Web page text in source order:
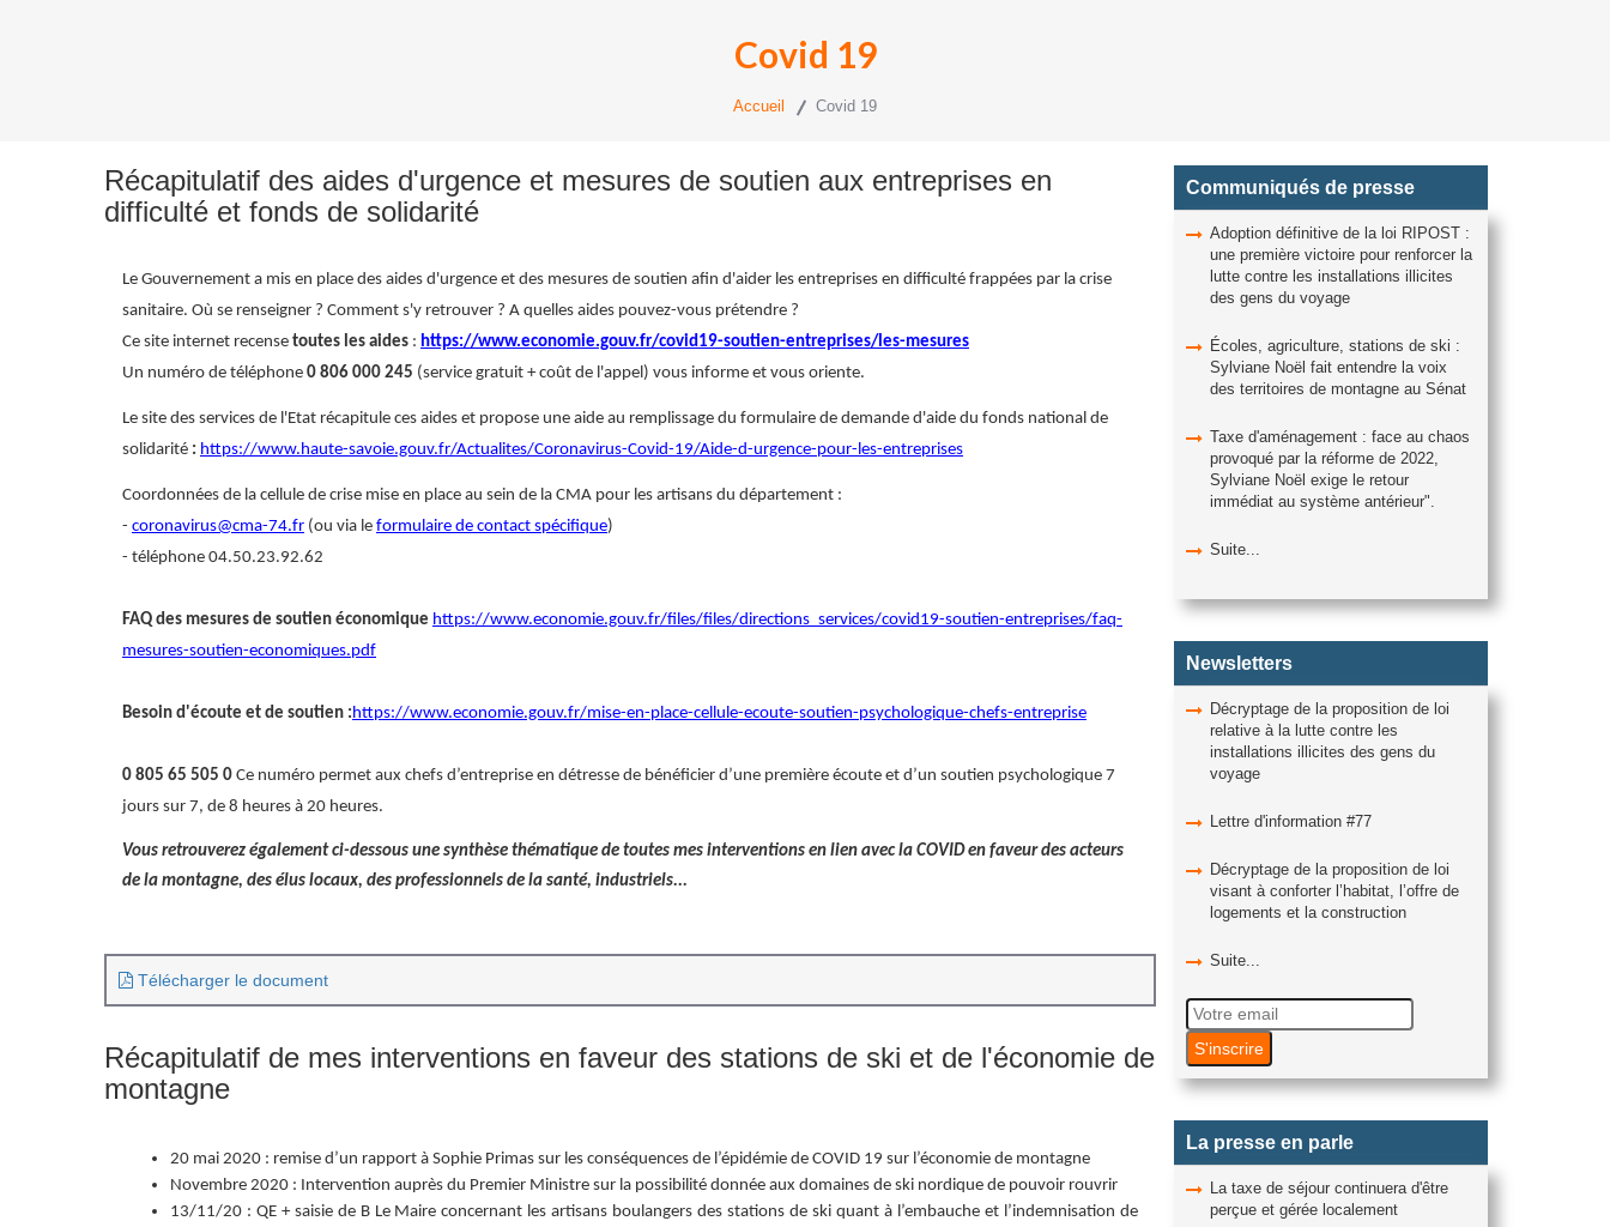
Covid 19
Accueil Covid 19
Récapitulatif des aides d'urgence et mesures de soutien aux entreprises en
difficulté et fonds de solidarité
Le Gouvernement a mis en place des aides d'urgence et des mesures de soutien afin d'aider les entreprises en difficulté frappées par la crise
sanitaire. Où se renseigner ? Comment s'y retrouver ? A quelles aides pouvez-vous prétendre ?
Ce site internet recense toutes les aides : https://www.economie.gouv.fr/covid19-soutien-entreprises/les-mesures
Un numéro de téléphone 0 806 000 245 (service gratuit + coût de l'appel) vous informe et vous oriente.
Le site des services de l'Etat récapitule ces aides et propose une aide au remplissage du formulaire de demande d'aide du fonds national de
solidarité : https://www.haute-savoie.gouv.fr/Actualites/Coronavirus-Covid-19/Aide-d-urgence-pour-les-entreprises
Coordonnées de la cellule de crise mise en place au sein de la CMA pour les artisans du département :
- coronavirus@cma-74.fr (ou via le formulaire de contact spécifique)
- téléphone 04.50.23.92.62
FAQ des mesures de soutien économique https://www.economie.gouv.fr/files/files/directions_services/covid19-soutien-entreprises/faq-
mesures-soutien-economiques.pdf
Besoin d'écoute et de soutien : https://www.economie.gouv.fr/mise-en-place-cellule-ecoute-soutien-psychologique-chefs-entreprise
0 805 65 505 0 Ce numéro permet aux chefs d’entreprise en détresse de bénéficier d’une première écoute et d’un soutien psychologique 7
jours sur 7, de 8 heures à 20 heures.
Vous retrouverez également ci-dessous une synthèse thématique de toutes mes interventions en lien avec la COVID en faveur des acteurs
de la montagne, des élus locaux, des professionnels de la santé, industriels...
Télécharger le document
Récapitulatif de mes interventions en faveur des stations de ski et de l'économie de
montagne
20 mai 2020 : remise d’un rapport à Sophie Primas sur les conséquences de l’épidémie de COVID 19 sur l’économie de montagne
Novembre 2020 : Intervention auprès du Premier Ministre sur la possibilité donnée aux domaines de ski nordique de pouvoir rouvrir
13/11/20 : QE + saisie de B Le Maire concernant les artisans boulangers des stations de ski quant à l’embauche et l’indemnisation de
Communiqués de presse
Adoption définitive de la loi RIPOST :
une première victoire pour renforcer la
lutte contre les installations illicites
des gens du voyage
Écoles, agriculture, stations de ski :
Sylviane Noël fait entendre la voix
des territoires de montagne au Sénat
Taxe d'aménagement : face au chaos
provoqué par la réforme de 2022,
Sylviane Noël exige le retour
immédiat au système antérieur".
Suite...
Newsletters
Décryptage de la proposition de loi
relative à la lutte contre les
installations illicites des gens du
voyage
Lettre d'information #77
Décryptage de la proposition de loi
visant à conforter l’habitat, l’offre de
logements et la construction
Suite...
La presse en parle
La taxe de séjour continuera d'être
perçue et gérée localement